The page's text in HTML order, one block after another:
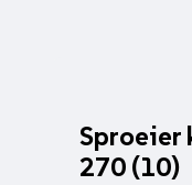
Sproeier
270 (10)